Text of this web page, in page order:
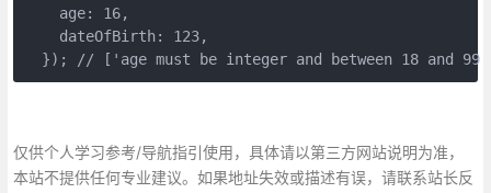
    age: 16,
    dateOfBirth: 123,
}); // ['age must be integer and between 18 and
仅供个人学习参考/导航指引使用，具体请以第三方网站说明为准，
本站不提供任何专业建议。如果地址失效或描述有误，请联系站长反